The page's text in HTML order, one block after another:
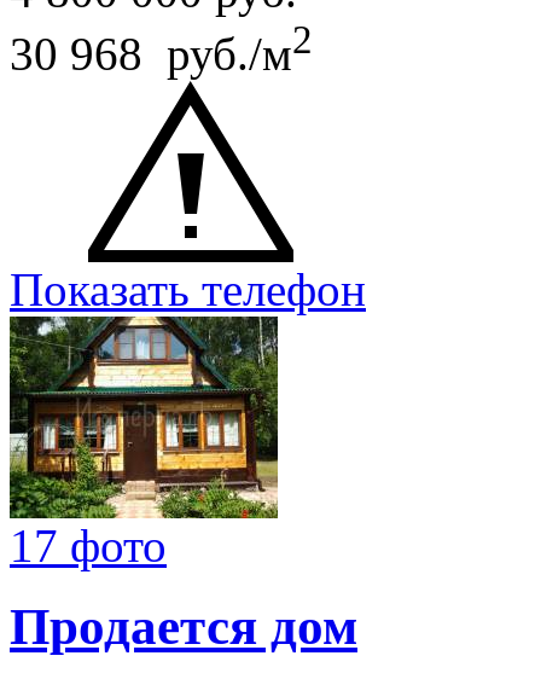
30 968 руб./м2
Показать телефон
17 фото
Продается дом